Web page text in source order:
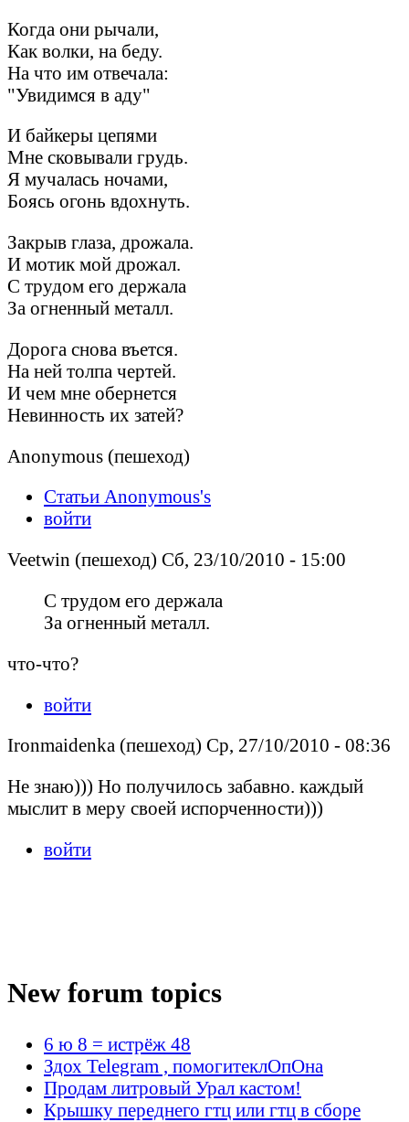
Когда они рычали,
Как волки, на беду.
На что им отвечала:
"Увидимся в аду"
И байкеры цепями
Мне сковывали грудь.
Я мучалась ночами,
Боясь огонь вдохнуть.
Закрыв глаза, дрожала.
И мотик мой дрожал.
С трудом его держала
За огненный металл.
Дорога снова въется.
На ней толпа чертей.
И чем мне обернется
Невинность их затей?
Anonymous (пешеход)
Статьи Anonymous's
войти
Veetwin (пешеход) Сб, 23/10/2010 - 15:00
С трудом его держала
За огненный металл.
что-что?
войти
Ironmaidenka (пешеход) Ср, 27/10/2010 - 08:36
Не знаю))) Но получилось забавно. каждый
мыслит в меру своей испорченности)))
войти
New forum topics
6 ю 8 = истрёж 48
Здох Telegram , помогитеклОпОна
Продам литровый Урал кастом!
Крышку переднего гтц или гтц в сборе